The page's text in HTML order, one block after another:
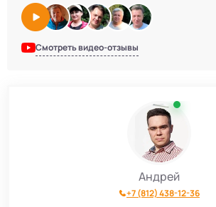
Смотреть видео-отзывы
Андрей
+7 (812) 438-12-36